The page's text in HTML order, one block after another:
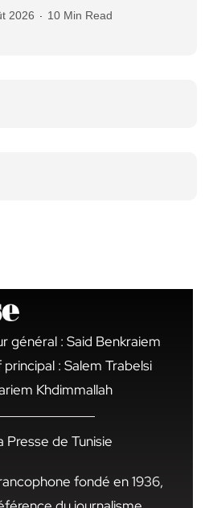
2026 10 Min Read
général : Said Benkraiem
: Salem Trabelsi
Khdimmallah
de Tunisie
fondé en 1936,